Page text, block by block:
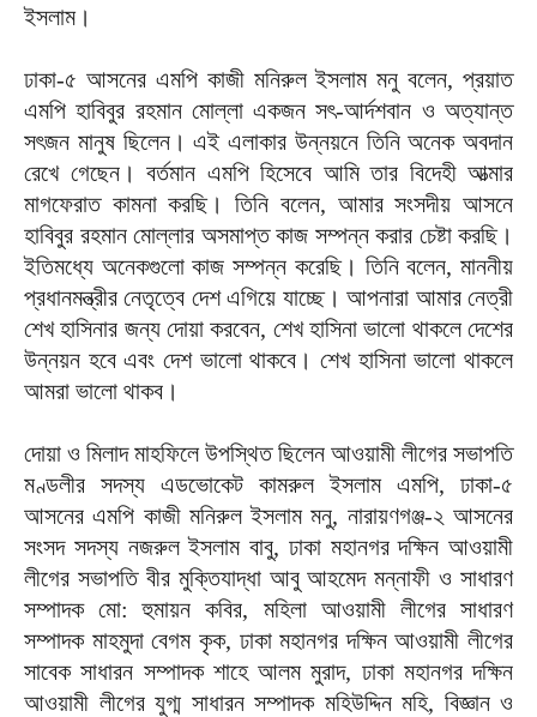
ইসলাম।
ঢাকা-৫ আসনের এমপি কাজী মনিরুল ইসলাম মনু বলেন, প্রয়াত
এমপি হাবিবুর রহমান মোল্লা একজন সৎ-আর্দশবান ও অত্যান্ত
সৎজন মানুষ ছিলেন। এই এলাকার উন্নয়নে তিনি অনেক অবদান
রেখে গেছেন। বর্তমান এমপি হিসেবে আমি তার বিদেহী আত্মার
মাগফেরাত কামনা করছি। তিনি বলেন, আমার সংসদীয় আসনে
হাবিবুর রহমান মোল্লার অসমাপ্ত কাজ সম্পন্ন করার চেষ্টা করছি।
ইতিমধ্যে অনেকগুলো কাজ সম্পন্ন করেছি। তিনি বলেন, মাননীয়
প্রধানমন্ত্রীর নেতৃত্বে দেশ এগিয়ে যাচ্ছে। আপনারা আমার নেত্রী
শেখ হাসিনার জন্য দোয়া করবেন, শেখ হাসিনা ভালো থাকলে দেশের
উন্নয়ন হবে এবং দেশ ভালো থাকবে। শেখ হাসিনা ভালো থাকলে
আমরা ভালো থাকব।
দোয়া ও মিলাদ মাহফিলে উপস্থিত ছিলেন আওয়ামী লীগের সভাপতি
মণ্ডলীর সদস্য এডভোকেট কামরুল ইসলাম এমপি, ঢাকা-৫
আসনের এমপি কাজী মনিরুল ইসলাম মনু, নারায়ণগঞ্জ-২ আসনের
সংসদ সদস্য নজরুল ইসলাম বাবু, ঢাকা মহানগর দক্ষিন আওয়ামী
লীগের সভাপতি বীর মুক্তিযাদ্ধা আবু আহমেদ মন্নাফী ও সাধারণ
সম্পাদক মো: হুমায়ন কবির, মহিলা আওয়ামী লীগের সাধারণ
সম্পাদক মাহমুদা বেগম কৃক, ঢাকা মহানগর দক্ষিন আওয়ামী লীগের
সাবেক সাধারন সম্পাদক শাহে আলম মুরাদ, ঢাকা মহানগর দক্ষিন
আওয়ামী লীগের যুগ্ম সাধারন সম্পাদক মহিউদ্দিন মহি, বিজ্ঞান ও